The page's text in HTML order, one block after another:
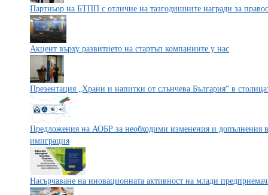
Партньор на БТПП с отличие на тазгодишните награди за
Акцент върху развитието на стартъп компаниите у нас
Презентация „Храни и напитки от слънчева България“ в
Предложения на АОБР за необходими изменения и допълнения в
имиграция
Насърчаване на иновационната активност на млади